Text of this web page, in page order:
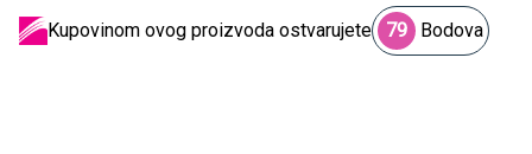
Kupovinom ovog proizvoda ostvarujete 79 Bodova